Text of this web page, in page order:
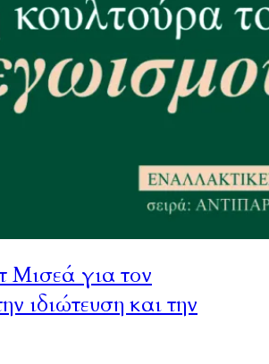
για τον
ιδιώτευση και την